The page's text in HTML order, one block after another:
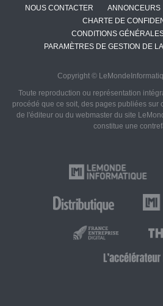
NOUS CONTACTER ANNONCEURS
CHARTE DE
CONDITIONS
PARAMÈTRES DE GESTION DE
Copyright ©
Toute reproduction ou représentation
procédé que ce soit, des pages publiées sur
de l'éditeur ou du webmaster du site
constitue une